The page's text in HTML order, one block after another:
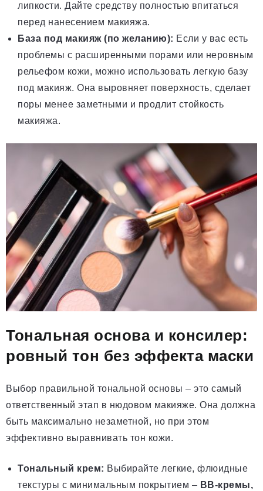
липкости. Дайте средству полностью впитаться
перед нанесением макияжа.
База под макияж (по желанию): Если у вас есть
проблемы с расширенными порами или неровным
рельефом кожи, можно использовать легкую базу
под макияж. Она выровняет поверхность, сделает
поры менее заметными и продлит стойкость
макияжа.
Тональная основа и консилер:
ровный тон без эффекта маски
Выбор правильной тональной основы – это самый
ответственный этап в нюдовом макияже. Она должна
быть максимально незаметной, но при этом
эффективно выравнивать тон кожи.
Тональный крем: Выбирайте легкие, флюидные
текстуры с минимальным покрытием – BB-кремы,